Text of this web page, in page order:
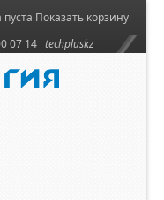
Показать корзину
07 14 techpluskz